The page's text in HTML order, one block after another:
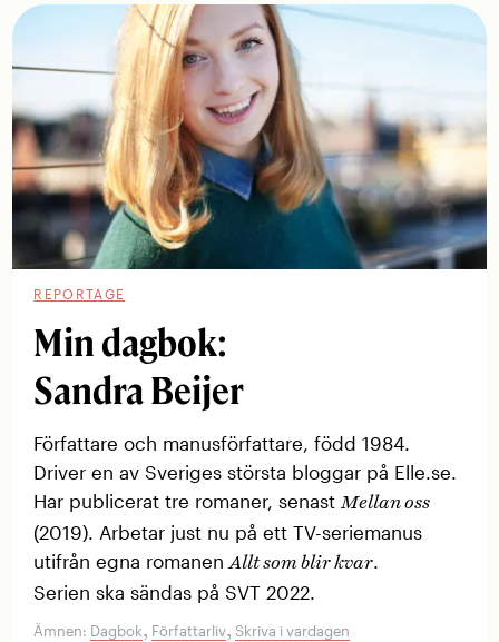
REPORTAGE
Min dagbok:
Sandra Beijer
Författare och manusförfattare, född 1984.
Driver en av ­Sveriges största bloggar på Elle.se.
Har ­publicerat tre romaner, senast Mellan oss
(2019). Arbetar just nu på ett TV-seriemanus
utifrån egna romanen Allt som blir kvar
Serien ska sändas på SVT 2022.
Ämnen: Dagbok, Författarliv,Skriva i vardagen